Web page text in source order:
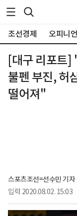
조선경제 오피니언
[대구 리포트]
불펜 부진, 허
떨어져"
스포츠조선=선수민 기자
입력 2020.08.02. 15:03